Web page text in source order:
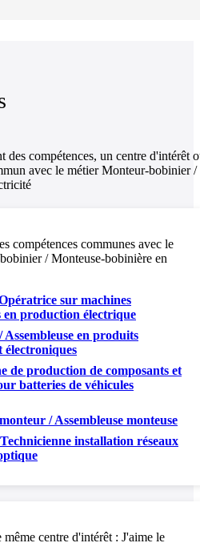
des compétences, un centre d'intérêt
avec le métier Monteur-bobinier /
compétences communes avec le
/ Monteuse-bobinière en
sur machines
en production électrique
Assembleuse en produits
électroniques
de production de composants et
batteries de véhicules
/ Assembleuse monteuse
installation réseaux
même centre d'intérêt : J'aime le